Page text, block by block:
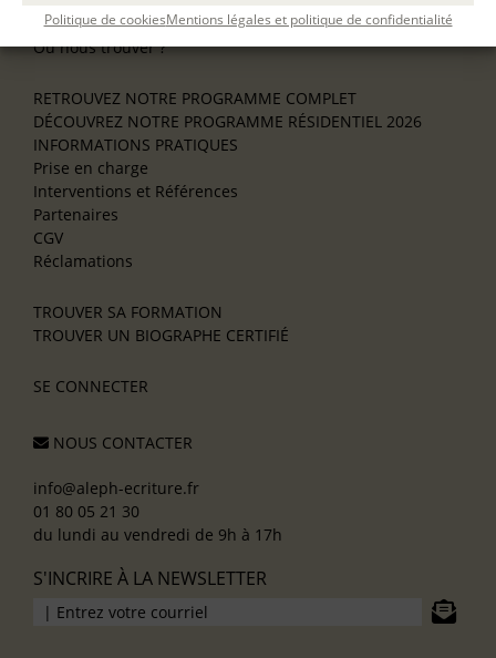
Politique de cookiesMentions légales et politique de confidentialité
Écrire en ligne
Où nous trouver ?
RETROUVEZ NOTRE PROGRAMME COMPLET
DÉCOUVREZ NOTRE PROGRAMME RÉSIDENTIEL 2026
INFORMATIONS PRATIQUES
Prise en charge
Interventions et Références
Partenaires
CGV
Réclamations
TROUVER SA FORMATION
TROUVER UN BIOGRAPHE CERTIFIÉ
SE CONNECTER
NOUS CONTACTER
info@aleph-ecriture.fr
01 80 05 21 30
du lundi au vendredi de 9h à 17h
S'INCRIRE À LA NEWSLETTER